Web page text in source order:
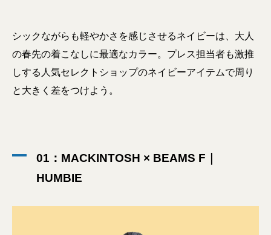
シックながらも軽やかさを感じさせるネイビーは、大人
の春先の着こなしに最適なカラー。プレス担当者も激推
しする人気セレクトショップのネイビーアイテムで周り
と大きく差をつけよう。
01：MACKINTOSH × BEAMS F｜
HUMBIE